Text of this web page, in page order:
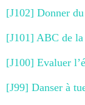
[J102] Donner
[J101] ABC de
[J100] Evaluer
[J99] Danser à